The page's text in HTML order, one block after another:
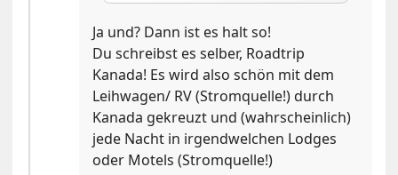
Ja und? Dann ist es halt so!
Du schreibst es selber, Roadtrip
Kanada! Es wird also schön mit dem
Leihwagen/ RV (Stromquelle!) durch
Kanada gekreuzt und (wahrscheinlich)
jede Nacht in irgendwelchen Lodges
oder Motels (Stromquelle!)